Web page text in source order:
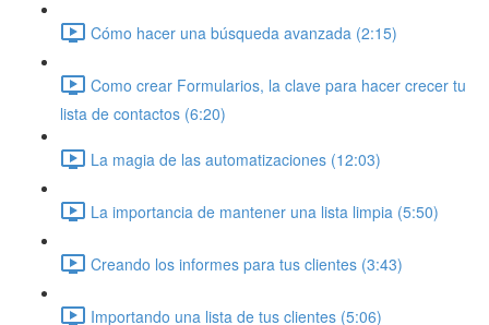
Cómo hacer una búsqueda avanzada (2:15)
Como crear Formularios, la clave para hacer crecer tu
lista de contactos (6:20)
La magia de las automatizaciones (12:03)
La importancia de mantener una lista limpia (5:50)
Creando los informes para tus clientes (3:43)
Importando una lista de tus clientes (5:06)